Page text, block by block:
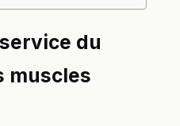
du
muscles